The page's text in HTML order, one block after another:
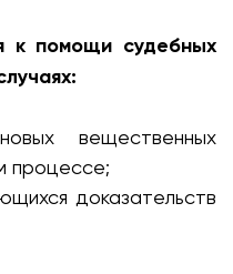
к помощи судебных
вещественных
процессе;
доказательств